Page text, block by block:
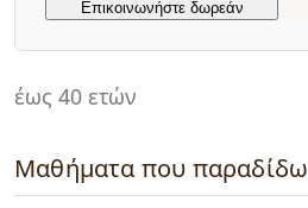
έως 40 ετών
Μαθήματα που παραδίδω